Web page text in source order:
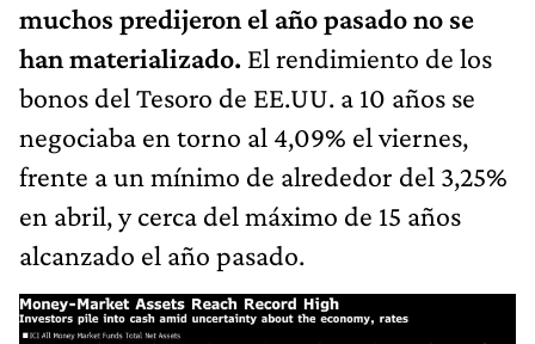
muchos predijeron el año pasado no se
han materializado. El rendimiento de los
bonos del Tesoro de EE.UU. a 10 años se
negociaba en torno al 4,09% el viernes,
frente a un mínimo de alrededor del 3,25%
en abril, y cerca del máximo de 15 años
alcanzado el año pasado.